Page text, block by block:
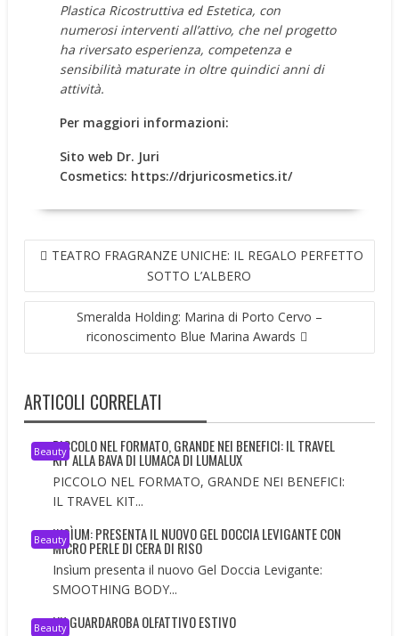
Plastica Ricostruttiva ed Estetica, con
numerosi interventi all’attivo, che nel progetto
ha riversato esperienza, competenza e
sensibilità maturate in oltre quindici anni di
attività.
Per maggiori informazioni:
Sito web Dr. Juri
Cosmetics: https://drjuricosmetics.it/
NAVIGAZIONE
ARTICOLI
TEATRO FRAGRANZE UNICHE: IL REGALO PERFETTO
SOTTO L’ALBERO
Smeralda Holding: Marina di Porto Cervo –
riconoscimento Blue Marina Awards
ARTICOLI CORRELATI
BeautyPICCOLO NEL FORMATO, GRANDE NEI BENEFICI: IL TRAVEL
KIT ALLA BAVA DI LUMACA DI LUMALUX
PICCOLO NEL FORMATO, GRANDE NEI BENEFICI:
IL TRAVEL KIT...
BeautyINSÌUM: PRESENTA IL NUOVO GEL DOCCIA LEVIGANTE CON
MICRO PERLE DI CERA DI RISO
Insìum presenta il nuovo Gel Doccia Levigante:
SMOOTHING BODY...
BeautyUN GUARDAROBA OLFATTIVO ESTIVO